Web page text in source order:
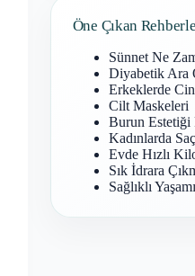
Öne Çıkan
Sünnet Ne
Diyabetik Ara
Erkeklerde
Cilt Maskeleri
Burun Estetiği
Kadınlarda
Evde Hızlı
Sık İdrara
Sağlıklı